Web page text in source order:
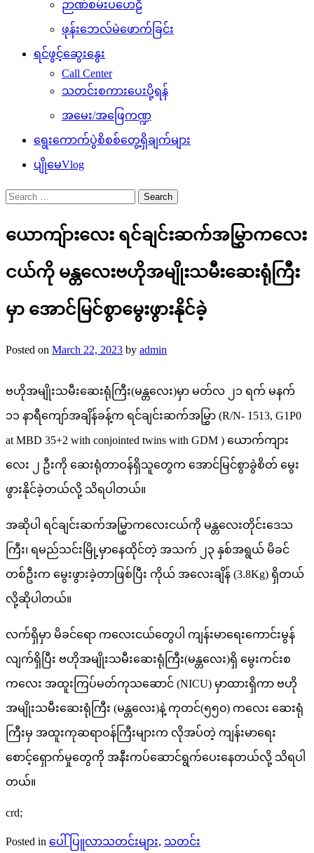
ဉာဏ်စမ်းပဟေဠိ
ဖုန်းဘေလ်မဲဖောက်ခြင်း
ရင်ဖွင့်ဆွေးနွေး
Call Center
သတင်းစကားပေးပို့ရန်
အမေး/အဖြေကဏ္ဍ
ရွေးကောက်ပွဲစိစစ်တွေ့ရှိချက်များ
ပျိုမေVlog
Search
for:
ယောကျ်ားလေး ရင်ချင်းဆက်အမြွှာကလေး
ငယ်ကို မန္တလေးဗဟိုအမျိုးသမီးဆေးရုံကြီး
မှာ အောင်မြင်စွာမွေးဖွားနိုင်ခဲ့
Posted on March 22, 2023 by admin
ဗဟိုအမျိုးသမီးဆေးရုံကြီး(မန္တလေး)မှာ မတ်လ ၂၁ ရက် မနက်
၁၁ နာရီကျော်အချိန်ခန့်က ရင်ချင်းဆက်အမြွှာ (R/N- 1513, G1P0
at MBD 35+2 with conjointed twins with GDM ) ယောက်ကျား
လေး ၂ ဦးကို ဆေးရုံတာဝန်ရှိသူတွေက အောင်မြင်စွာခွဲစိတ် မွေး
ဖွားနိုင်ခဲ့တယ်လို့ သိရပါတယ်။
အဆိုပါ ရင်ချင်းဆက်အမြွှာကလေးငယ်ကို မန္တလေးတိုင်းဒေသ
ကြီး၊ ရမည်သင်းမြို့မှာနေထိုင်တဲ့ အသက် ၂၃ နှစ်အရွယ် မိခင်
တစ်ဦးက မွေးဖွားခဲ့တာဖြစ်ပြီး ကိုယ် အလေးချိန် (3.8Kg) ရှိတယ်
လို့ဆိုပါတယ်။
လက်ရှိမှာ မိခင်ရော ကလေးငယ်တွေပါ ကျန်းမာရေးကောင်းမွန်
လျက်ရှိပြီး ဗဟိုအမျိုးသမီးဆေးရုံကြီး(မန္တလေး)ရှိ မွေးကင်းစ
ကလေး အထူးကြပ်မတ်ကုသဆောင် (NICU) မှာထားရှိကာ ဗဟို
အမျိုးသမီးဆေးရုံကြီး (မန္တလေး)နဲ့ ကုတင်(၅၅၀) ကလေး ဆေးရုံ
ကြီးမှ အထူးကုဆရာဝန်ကြီးများက လိုအပ်တဲ့ ကျန်းမာရေး
စောင့်ရှောက်မှုတွေကို အနီးကပ်ဆောင်ရွက်ပေးနေတယ်လို့ သိရပါ
တယ်။
crd;
Posted in ပေါ်ပြူလာသတင်းများ, သတင်း